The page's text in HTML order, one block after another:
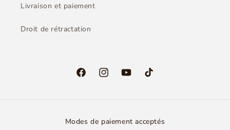
Livraison et paiement
Droit de rétractation
FacebookInstagramYouTubeTikTok
Modes de paiement acceptés